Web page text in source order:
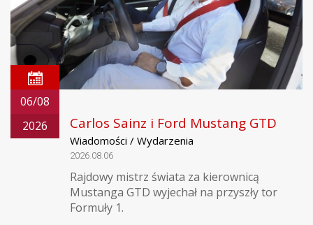
06/08
2026
Carlos Sainz i Ford Mustang GTD
Wiadomości / Wydarzenia
2026.08.06
Rajdowy mistrz świata za kierownicą
Mustanga GTD wyjechał na przyszły tor
Formuły 1.